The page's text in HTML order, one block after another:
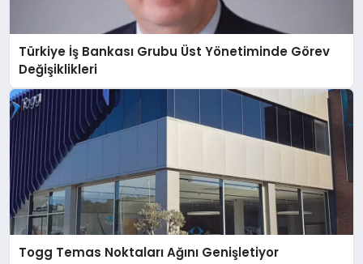
Türkiye İş Bankası Grubu Üst Yönetiminde Görev
Değişiklikleri
Togg Temas Noktaları Ağını Genişletiyor